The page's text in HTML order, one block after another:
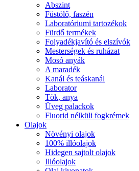
Abszint
Füstölő, faszén
Laboratóriumi tartozékok
Fürdő termékek
Folyadékjavító és elszívók
Mesterségek és ruházat
Mosó anyák
A maradék
Kanál és teáskanál
Laborator
Tök, anya
Üveg palackok
Fluorid nélküli fogkrémek
Olajok
Növényi olajok
100% illóolajok
Hidegen sajtolt olajok
Illóolajok